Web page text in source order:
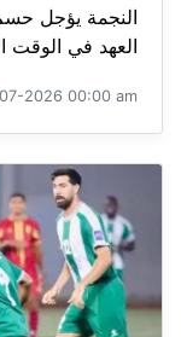
النجمة يؤجل
العهد في الوقت الإضافي 2-1،
2026 00:00 am